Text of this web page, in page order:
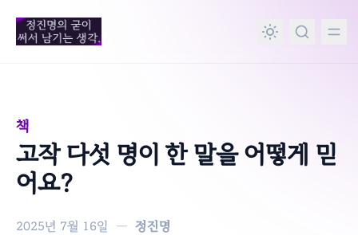
content
책
고작 다섯 명이 한 말을 어떻게 믿
어요?
2025년 7월 16일 — 정진명